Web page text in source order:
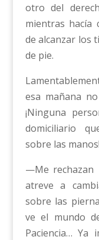
otro del
mientras hacía
de alcanzar los
de pie.
esa mañana
¡Ninguna
domiciliario
sobre las manos!
—Me rechazan
atreve a
sobre las
ve el mundo
Paciencia… Ya